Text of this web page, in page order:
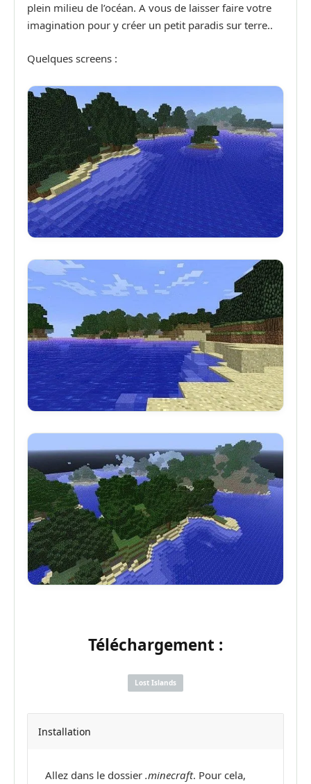
plein milieu de l’océan. A vous de laisser faire votre
imagination pour y créer un petit paradis sur terre..
Quelques screens :
Téléchargement :
Lost Islands
Installation
Allez dans le dossier .minecraft. Pour cela,